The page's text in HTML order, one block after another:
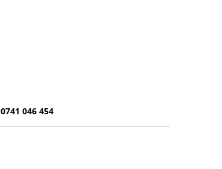
0741 046 454